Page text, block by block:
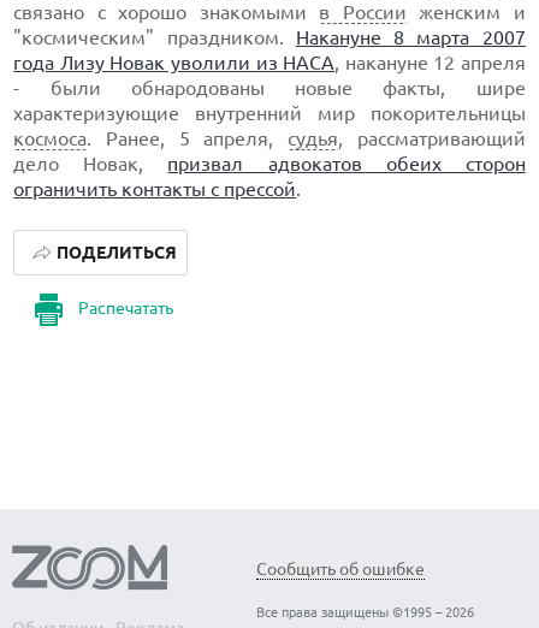
связано с хорошо знакомыми в России женским и
"космическим" праздником. Накануне 8 марта 2007
года Лизу Новак уволили из НАСА, накануне 12 апреля
- были обнародованы новые факты, шире
характеризующие внутренний мир покорительницы
космоса. Ранее, 5 апреля, судья, рассматривающий
дело Новак, призвал адвокатов обеих сторон
ограничить контакты с прессой.
Распечатать
ПОДЕЛИТЬСЯ
Сообщить об ошибке
Все права защищены ©1995 – 2026